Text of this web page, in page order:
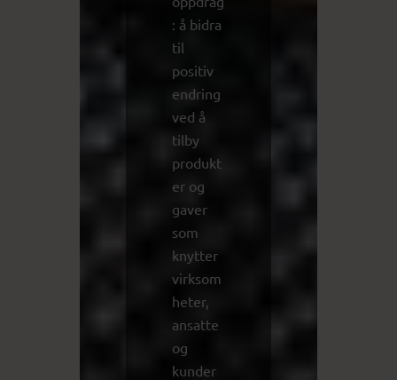
: å bidra
til
positiv
endring
ved å
tilby
produkt
er og
gaver
som
knytter
virksom
heter,
ansatte
og
kunder